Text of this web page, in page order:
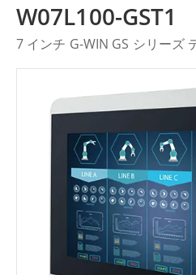
W07L100-GST1
7 インチ G-WIN GS シリーズ